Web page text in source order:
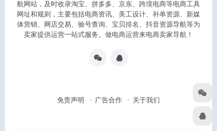
航网站，及时收录淘宝、拼多多、京东、跨境电商等电商工具
网址和规则，主要包括电商资讯、美工设计、补单资源、新媒
体营销、网店交易、验号查询、宝贝排名、抖音资源导航等为
卖家提供运营一站式服务。做电商运营来电商卖家导航！
免责声明 广告合作 关于我们